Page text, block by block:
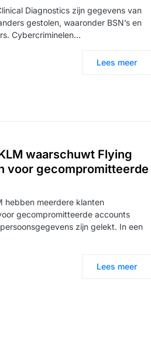
Diagnostics zijn gegevens van
gestolen, waaronder BSN’s en
Cybercriminelen…
Lees meer
waarschuwt Flying
voor gecompromitteerde
hebben meerdere klanten
gecompromitteerde accounts
zijn gelekt. In een
Lees meer